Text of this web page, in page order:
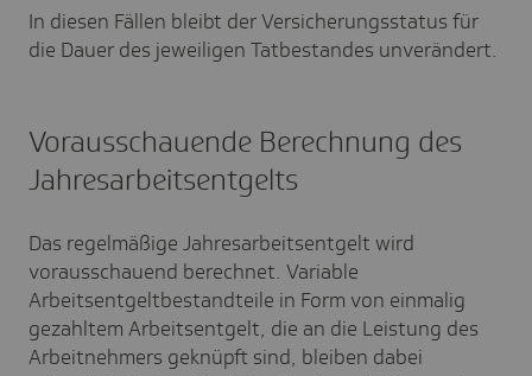
In diesen Fällen bleibt der Versicherungsstatus für
die Dauer des jeweiligen Tatbestandes unverändert.
Vorausschauende Berechnung des
Jahresarbeitsentgelts
Das regelmäßige Jahresarbeitsentgelt wird
vorausschauend berechnet. Variable
Arbeitsentgeltbestandteile in Form von einmalig
gezahltem Arbeitsentgelt, die an die Leistung des
Arbeitnehmers geknüpft sind, bleiben dabei